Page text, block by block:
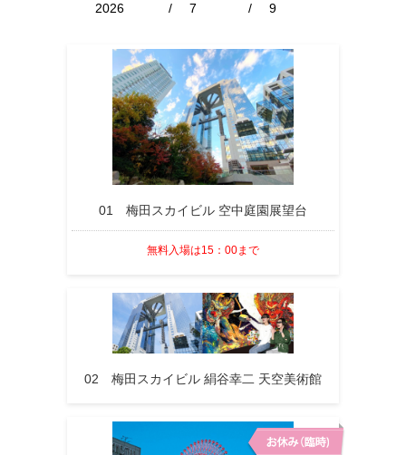
/ /
01 梅田スカイビル 空中庭園展望台
無料入場は15：00まで
02 梅田スカイビル 絹谷幸二 天空美術館